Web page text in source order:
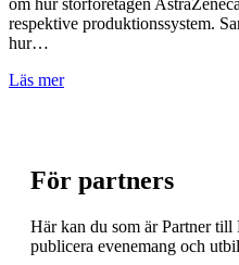
om hur storföretagen
respektive produktionssystem.
hur…
Läs mer
För partners
Här kan du som är Partner
publicera evenemang och